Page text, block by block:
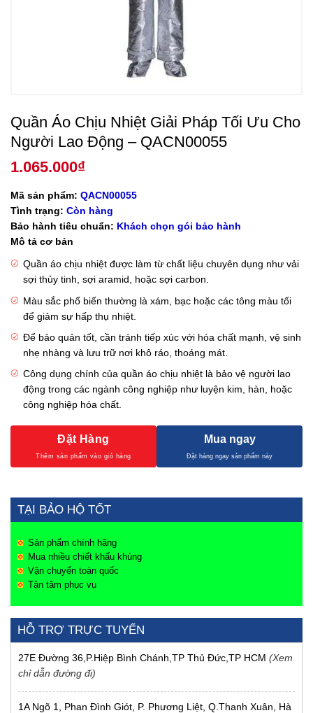
Quần Áo Chịu Nhiệt Giải Pháp Tối Ưu Cho
Người Lao Động – QACN00055
1.065.000₫
Mã sản phẩm: QACN00055
Tình trạng: Còn hàng
Bảo hành tiêu chuẩn: Khách chọn gói bảo hành
Mô tả cơ bản
Quần áo chịu nhiệt được làm từ chất liệu chuyên dụng như vải
sợi thủy tinh, sợi aramid, hoặc sợi carbon.
Màu sắc phổ biến thường là xám, bạc hoặc các tông màu tối
để giảm sự hấp thụ nhiệt.
Để bảo quản tốt, cần tránh tiếp xúc với hóa chất mạnh, vệ sinh
nhẹ nhàng và lưu trữ nơi khô ráo, thoáng mát.
Công dụng chính của quần áo chịu nhiệt là bảo vệ người lao
động trong các ngành công nghiệp như luyện kim, hàn, hoặc
công nghiệp hóa chất.
Đặt Hàng Mua ngay
TẠI BẢO HỘ TỐT
Sản phẩm chính hãng
Mua nhiều chiết khấu khủng
Vận chuyển toàn quốc
Tận tâm phục vụ
HỖ TRỢ TRỰC TUYẾN
27E Đường 36,P.Hiệp Bình Chánh,TP Thủ Đức,TP HCM (Xem
chỉ dẫn đường đi)
1A Ngõ 1, Phan Đình Giót, P. Phương Liệt, Q.Thanh Xuân, Hà